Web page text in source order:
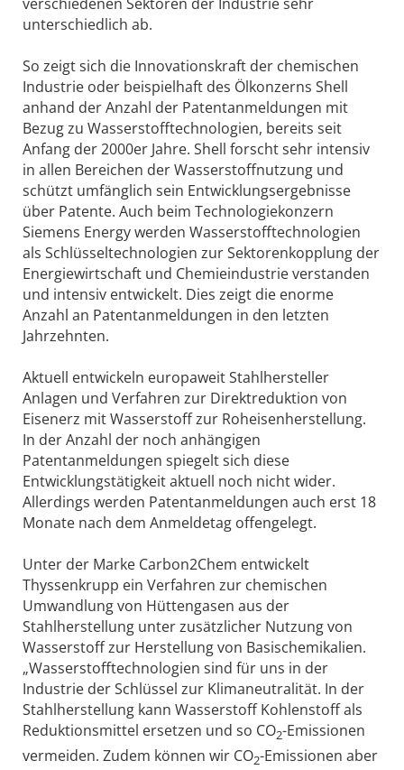
unterschiedlich ab.
So zeigt sich die Innovationskraft der chemischen
Industrie oder beispielhaft des Ölkonzerns Shell
anhand der Anzahl der Patentanmeldungen mit
Bezug zu Wasserstofftechnologien, bereits seit
Anfang der 2000er Jahre. Shell forscht sehr intensiv
in allen Bereichen der Wasserstoffnutzung und
schützt umfänglich sein Entwicklungsergebnisse
über Patente. Auch beim Technologiekonzern
Siemens Energy werden Wasserstofftechnologien
als Schlüsseltechnologien zur Sektorenkopplung der
Energiewirtschaft und Chemieindustrie verstanden
und intensiv entwickelt. Dies zeigt die enorme
Anzahl an Patentanmeldungen in den letzten
Jahrzehnten.
Aktuell entwickeln europaweit Stahlhersteller
Anlagen und Verfahren zur Direktreduktion von
Eisen­erz mit Wasserstoff zur Roheisenherstellung.
In der Anzahl der noch anhängigen
Patentanmeldungen spiegelt sich diese
Entwicklungstätigkeit aktuell noch nicht wider.
Allerdings werden Patentanmeldungen auch erst 18
Monate nach dem Anmeldetag offengelegt.
Unter der Marke Carbon2Chem entwickelt
Thyssenkrupp ein Verfahren zur chemischen
Umwandlung von Hüttengasen aus der
Stahlherstellung unter zusätzlicher Nutzung von
Wasserstoff zur Herstellung von Basischemikalien.
„Wasserstofftechnologien sind für uns in der
Industrie der Schlüssel zur Klimaneutralität. In der
Stahlherstellung kann Wasserstoff Kohlenstoff als
Reduktionsmittel ersetzen und so CO2-Emissionen
vermeiden. Zudem können wir CO2-Emissionen aber